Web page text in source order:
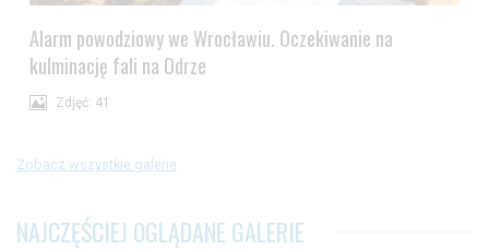
Alarm powodziowy we Wrocławiu. Oczekiwanie na
kulminację fali na Odrze
Zdjęć: 41
Zobacz wszystkie galerie
NAJCZĘŚCIEJ OGLĄDANE GALERIE